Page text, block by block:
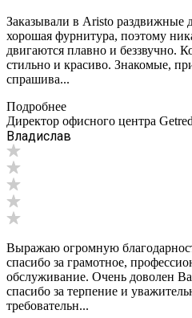
Заказывали в Aristo раздвижные
хорошая фурнитура, поэтому
двигаются плавно и беззвучно.
стильно и красиво. Знакомые,
спрашива...
Подробнее
Директор офисного центра Getred
Владислав
Выражаю огромную
спасибо за грамотное,
обслуживание. Очень доволен
спасибо за терпение и
требовательн...